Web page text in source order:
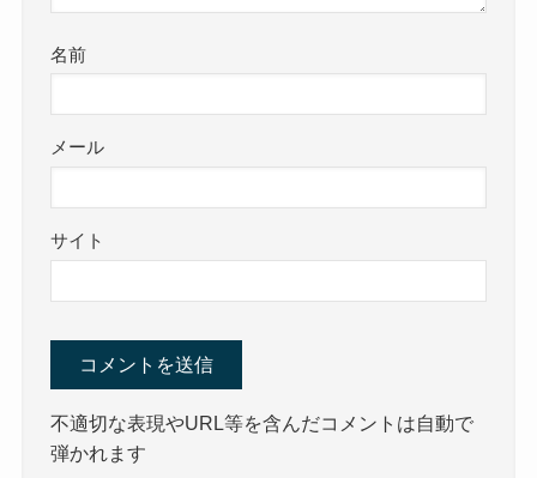
名前
メール
サイト
不適切な表現やURL等を含んだコメントは自動で
弾かれます